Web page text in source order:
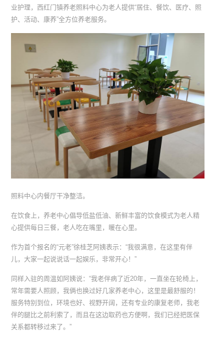
业护理，西红门镇养老照料中心为老人提供“居住、餐饮、医疗、照
护、活动、康养”全方位养老服务。
照料中心内餐厅干净整洁。
在饮食上，养老中心倡导低盐低油、新鲜丰富的饮食模式为老人精
心提供每日三餐，老人吃在嘴里，暖在心里。
作为首个报名的“元老”徐桂芝阿姨表示：“我很满意，在这里有伴
儿，大家一起说说话一起娱乐，非常开心！”
同样入驻的周温如阿姨说：“我老伴病了近20年，一直坐在轮椅上，
常年需要人照顾，我俩也换过好几家养老中心，这里是最舒服的！
服务特别到位，环境也好、视野开阔，还有专业的康复老师，我老
伴的腿比之前利索了，而且在这边取药也方便啊，我们已经把医保
关系都转移过来了。”